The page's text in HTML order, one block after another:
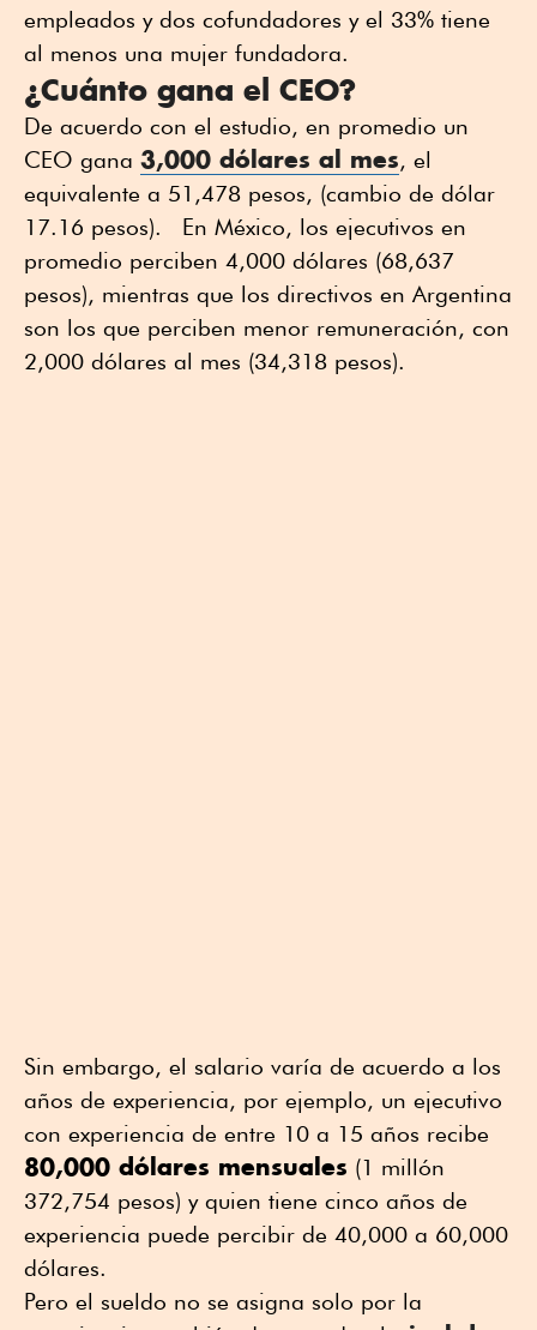
empleados y dos cofundadores y el 33% tiene
al menos una mujer fundadora.
¿Cuánto gana el CEO?
De acuerdo con el estudio, en promedio un
CEO gana 3,000 dólares al mes, el
equivalente a 51,478 pesos, (cambio de dólar
17.16 pesos). En México, los ejecutivos en
promedio perciben 4,000 dólares (68,637
pesos), mientras que los directivos en Argentina
son los que perciben menor remuneración, con
2,000 dólares al mes (34,318 pesos).
Sin embargo, el salario varía de acuerdo a los
años de experiencia, por ejemplo, un ejecutivo
con experiencia de entre 10 a 15 años recibe
80,000 dólares mensuales (1 millón
372,754 pesos) y quien tiene cinco años de
experiencia puede percibir de 40,000 a 60,000
dólares.
Pero el sueldo no se asigna solo por la